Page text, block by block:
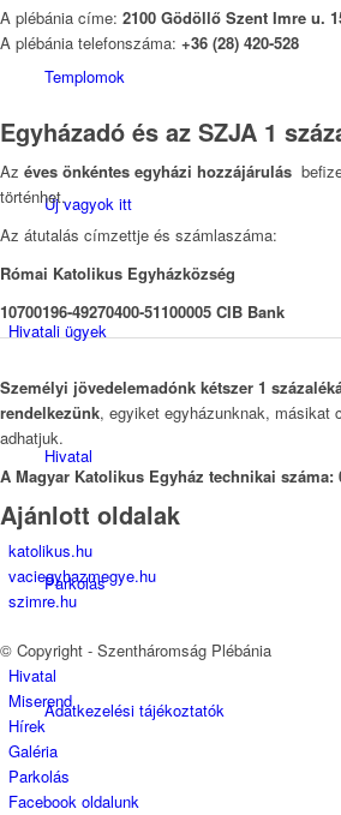
Templomok
Új vagyok itt
Hivatali ügyek
Hivatal
Parkolás
Adatkezelési tájékoztatók
A plébánia címe: 2100 Gödöllő Szent Imre u.
A plébánia telefonszáma: +36 (28) 420-528
Egyházadó és az SZJA 1
Az éves önkéntes egyházi hozzájárulás
történhet.
Az átutalás címzettje és számlaszáma:
Római Katolikus Egyházközség
10700196-49270400-51100005 CIB Bank
Személyi jövedelemadónk kétszer 1
rendelkezünk, egyiket egyházunknak, másikat
adhatjuk.
A Magyar Katolikus Egyház technikai száma:
Ajánlott oldalak
katolikus.hu
vaciegyhazmegye.hu
szimre.hu
© Copyright - Szentháromság Plébánia
Hivatal
Miserend
Hírek
Galéria
Parkolás
Facebook oldalunk